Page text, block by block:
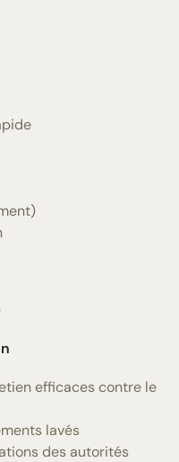
efficaces contre le
lavés
des autorités